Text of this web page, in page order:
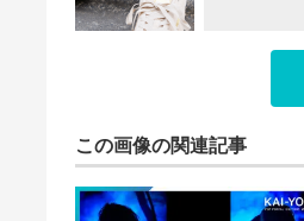
この画像の関連記事